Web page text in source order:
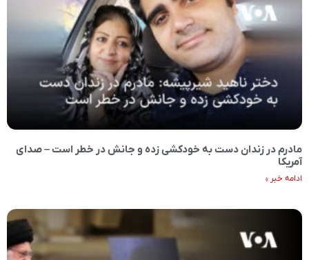
مادرم در زندان دست به خودکشی زده و جانش در خطر است – صدای
آمریکا
ادامه خبر »